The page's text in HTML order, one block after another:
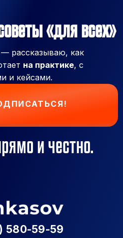
«для всех»
рассказываю, как
на практике, с
и кейсами.
и честно.
580-59-59